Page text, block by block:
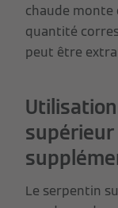
chaude monte
quantité
peut être
Le serpentin